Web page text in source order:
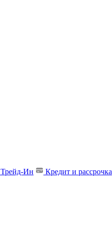
Трейд-Ин Кредит и рассрочка